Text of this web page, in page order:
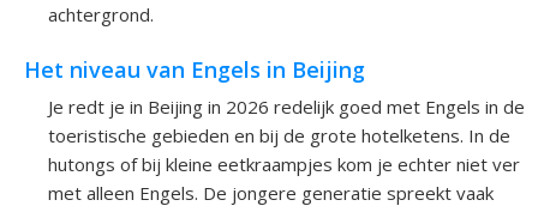
achtergrond.
Het niveau van Engels in Beijing
Je redt je in Beijing in 2026 redelijk goed met Engels in de
toeristische gebieden en bij de grote hotelketens. In de
hutongs of bij kleine eetkraampjes kom je echter niet ver
met alleen Engels. De jongere generatie spreekt vaak